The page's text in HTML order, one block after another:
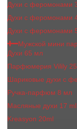
Духи с феромонами
Духи с феромонами
Духи с феромонами
Мужской мини
Духи 65 мл
Парфюмерия Vilily
Шариковые духи с
Ручка-парфюм 8 мл
Масляные духи 17 ml
Kreasyon 20ml